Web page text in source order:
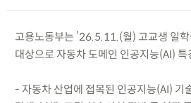
고용노동부는 ’26.5.11.(월) 고교생 일
대상으로 자동차 도메인 인공지능(AI)
- 자동차 산업에 접목된 인공지능(AI) 기